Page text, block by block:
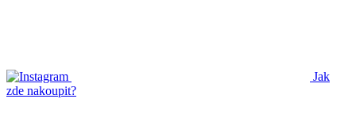
Jak
zde nakoupit?